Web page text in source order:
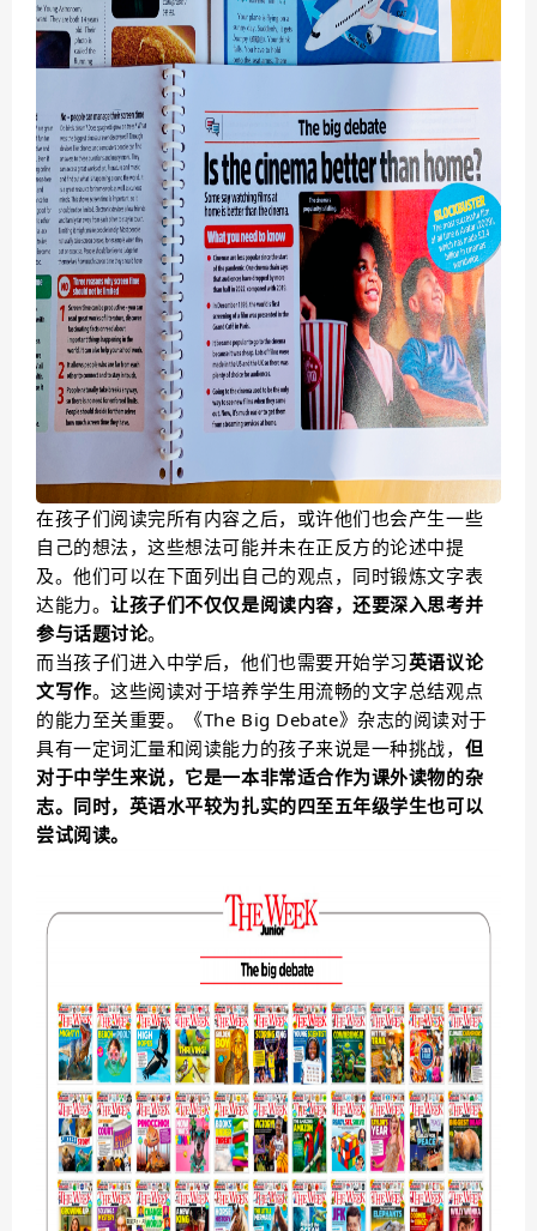
在孩子们阅读完所有内容之后，或许他们也会产生一些
自己的想法，这些想法可能并未在正反方的论述中提
及。他们可以在下面列出自己的观点，同时锻炼文字表
达能力。让孩子们不仅仅是阅读内容，还要深入思考并
参与话题讨论。
而当孩子们进入中学后，他们也需要开始学习英语议论
文写作。这些阅读对于培养学生用流畅的文字总结观点
的能力至关重要。《The Big Debate》杂志的阅读对于
具有一定词汇量和阅读能力的孩子来说是一种挑战， 但
对于中学生来说，它是一本非常适合作为课外读物的杂
志。同时，英语水平较为扎实的四至五年级学生也可以
尝试阅读。